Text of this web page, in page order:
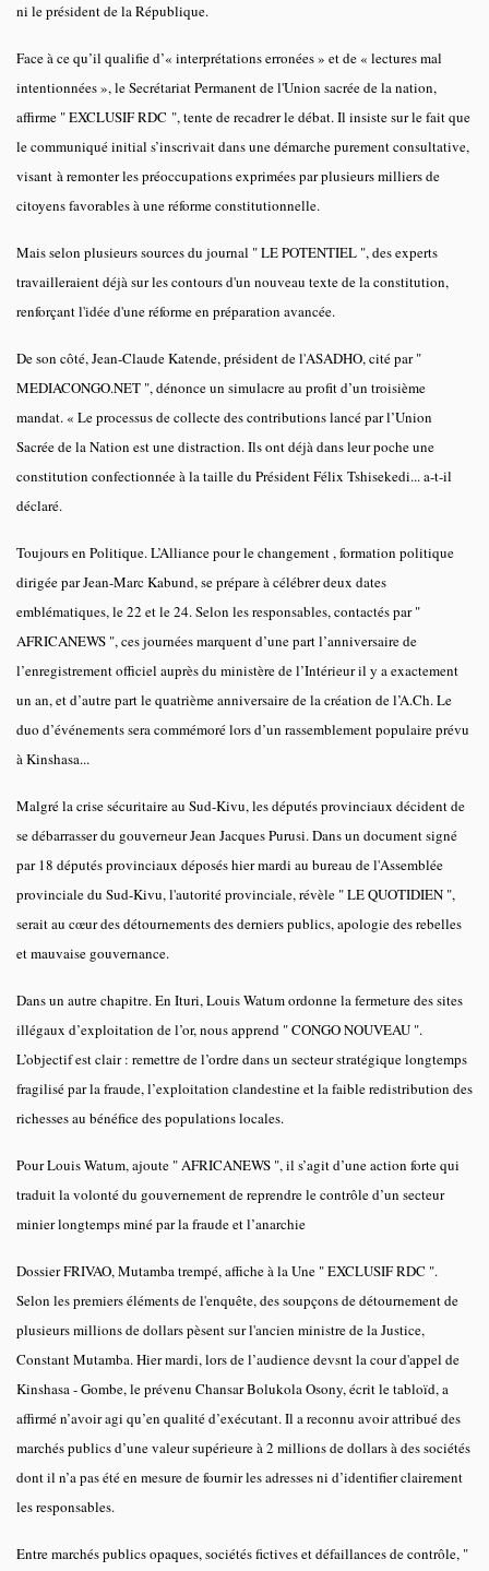
ni le président de la République.
Face à ce qu’il qualifie d’« interprétations erronées » et de « lectures mal
intentionnées », le Secrétariat Permanent de l'Union sacrée de la nation,
affirme " EXCLUSIF RDC ", tente de recadrer le débat. Il insiste sur le fait que
le communiqué initial s’inscrivait dans une démarche purement consultative,
visant à remonter les préoccupations exprimées par plusieurs milliers de
citoyens favorables à une réforme constitutionnelle.
Mais selon plusieurs sources du journal " LE POTENTIEL ", des experts
travailleraient déjà sur les contours d'un nouveau texte de la constitution,
renforçant l'idée d'une réforme en préparation avancée.
De son côté, Jean-Claude Katende, président de l'ASADHO, cité par "
MEDIACONGO.NET ", dénonce un simulacre au profit d’un troisième
mandat. « Le processus de collecte des contributions lancé par l’Union
Sacrée de la Nation est une distraction. Ils ont déjà dans leur poche une
constitution confectionnée à la taille du Président Félix Tshisekedi... a-t-il
déclaré.
Toujours en Politique. L’Alliance pour le changement , formation politique
dirigée par Jean-Marc Kabund, se prépare à célébrer deux dates
emblématiques, le 22 et le 24. Selon les responsables, contactés par "
AFRICANEWS ", ces journées marquent d’une part l’anniversaire de
l’enregistrement officiel auprès du ministère de l’Intérieur il y a exactement
un an, et d’autre part le quatrième anniversaire de la création de l’A.Ch. Le
duo d’événements sera commémoré lors d’un rassemblement populaire prévu
à Kinshasa...
Malgré la crise sécuritaire au Sud-Kivu, les députés provinciaux décident de
se débarrasser du gouverneur Jean Jacques Purusi. Dans un document signé
par 18 députés provinciaux déposés hier mardi au bureau de l'Assemblée
provinciale du Sud-Kivu, l'autorité provinciale, révèle " LE QUOTIDIEN ",
serait au cœur des détournements des derniers publics, apologie des rebelles
et mauvaise gouvernance.
Dans un autre chapitre. En Ituri, Louis Watum ordonne la fermeture des sites
illégaux d’exploitation de l’or, nous apprend " CONGO NOUVEAU ".
L’objectif est clair : remettre de l’ordre dans un secteur stratégique longtemps
fragilisé par la fraude, l’exploitation clandestine et la faible redistribution des
richesses au bénéfice des populations locales.
Pour Louis Watum, ajoute " AFRICANEWS ", il s’agit d’une action forte qui
traduit la volonté du gouvernement de reprendre le contrôle d’un secteur
minier longtemps miné par la fraude et l’anarchie
Dossier FRIVAO, Mutamba trempé, affiche à la Une " EXCLUSIF RDC ".
Selon les premiers éléments de l'enquête, des soupçons de détournement de
plusieurs millions de dollars pèsent sur l'ancien ministre de la Justice,
Constant Mutamba. Hier mardi, lors de l’audience devsnt la cour d'appel de
Kinshasa - Gombe, le prévenu Chansar Bolukola Osony, écrit le tabloïd, a
affirmé n’avoir agi qu’en qualité d’exécutant. Il a reconnu avoir attribué des
marchés publics d’une valeur supérieure à 2 millions de dollars à des sociétés
dont il n’a pas été en mesure de fournir les adresses ni d’identifier clairement
les responsables.
Entre marchés publics opaques, sociétés fictives et défaillances de contrôle, "